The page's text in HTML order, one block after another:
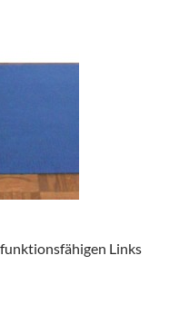
Links